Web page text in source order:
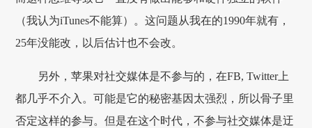
（我认为iTunes不能算）。这问题从我在的1990年就有，
25年没能改，以后估计也不会改。
另外，苹果对社交媒体是不参与的，在FB, Twitter上
都几乎不介入。可能是它的秘密基因太强烈，所以骨子里
否定这样的参与。但是在这个时代，不参与社交媒体是迂